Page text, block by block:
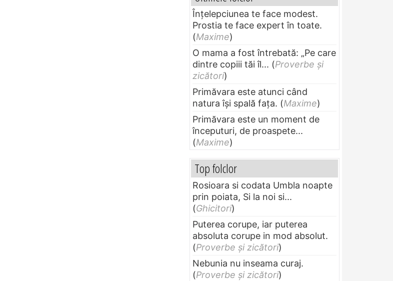
Înțelepciunea te face modest.
Prostia te face expert în toate.
(Maxime)
O mama a fost întrebată: „Pe care
dintre copiii tăi îl... (Proverbe și
zicători)
Primăvara este atunci când
natura își spală fața. (Maxime)
Primăvara este un moment de
începuturi, de proaspete...
(Maxime)
Top folclor
Rosioara si codata Umbla noapte
prin poiata, Si la noi si...
(Ghicitori)
Puterea corupe, iar puterea
absoluta corupe in mod absolut.
(Proverbe și zicători)
Nebunia nu inseama curaj.
(Proverbe și zicători)